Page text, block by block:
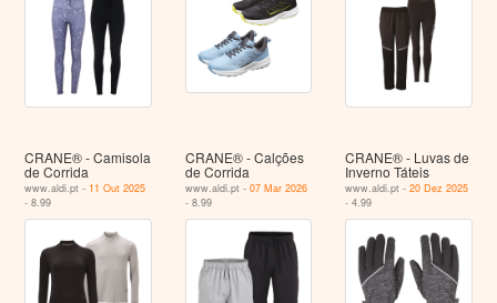
CRANE® - Camisola
de Corrida
www.aldi.pt - 11 Out 2025
- 8.99
CRANE® - Calções
de Corrida
www.aldi.pt - 07 Mar 2026
- 8.99
CRANE® - Luvas de
Inverno Táteis
www.aldi.pt -20 Dez 2025
- 4.99